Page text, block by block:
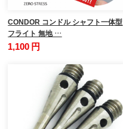
CONDOR コンドル シャフト一体型
フライト 無地 …
1,100 円